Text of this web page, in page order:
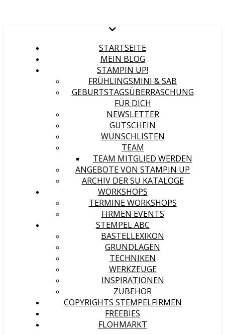
STARTSEITE
MEIN BLOG
STAMPIN UP!
FRÜHLINGSMINI & SAB
GEBURTSTAGSÜBERRASCHUNG
FÜR DICH
NEWSLETTER
GUTSCHEIN
WUNSCHLISTEN
TEAM
TEAM MITGLIED WERDEN
ANGEBOTE VON STAMPIN UP
ARCHIV DER SU KATALOGE
WORKSHOPS
TERMINE WORKSHOPS
FIRMEN EVENTS
STEMPEL ABC
BASTELLEXIKON
GRUNDLAGEN
TECHNIKEN
WERKZEUGE
INSPIRATIONEN
ZUBEHÖR
COPYRIGHTS STEMPELFIRMEN
FREEBIES
FLOHMARKT